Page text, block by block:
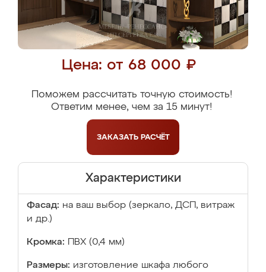
Цена: от 68 000 ₽
Поможем рассчитать точную стоимость!
Ответим менее, чем за 15 минут!
ЗАКАЗАТЬ РАСЧЁТ
Характеристики
Фасад: на ваш выбор (зеркало, ДСП, витраж
и др.)
Кромка: ПВХ (0,4 мм)
Размеры: изготовление шкафа любого